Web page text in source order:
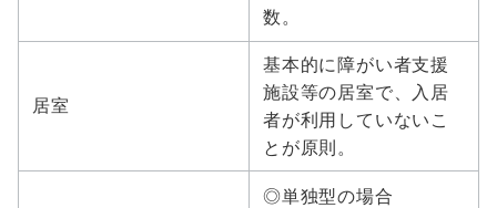
数。
居室
基本的に障がい者支援
施設等の居室で、入居
者が利用していないこ
とが原則。
◎単独型の場合